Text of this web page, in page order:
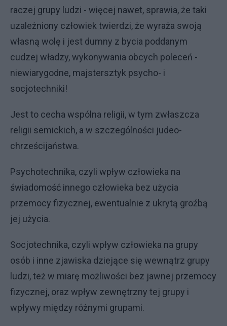
raczej grupy ludzi - więcej nawet, sprawia, że taki
uzależniony człowiek twierdzi, że wyraża swoją
własną wolę i jest dumny z bycia poddanym
cudzej władzy, wykonywania obcych poleceń -
niewiarygodne, majstersztyk psycho- i
socjotechniki!
Jest to cecha wspólna religii, w tym zwłaszcza
religii semickich, a w szczególności judeo-
chrześcijaństwa.
Psychotechnika, czyli wpływ człowieka na
świadomość innego człowieka bez użycia
przemocy fizycznej, ewentualnie z ukrytą groźbą
jej użycia.
Socjotechnika, czyli wpływ człowieka na grupy
osób i inne zjawiska dziejące się wewnątrz grupy
ludzi, też w miarę możliwości bez jawnej przemocy
fizycznej, oraz wpływ zewnętrzny tej grupy i
wpływy między różnymi grupami.